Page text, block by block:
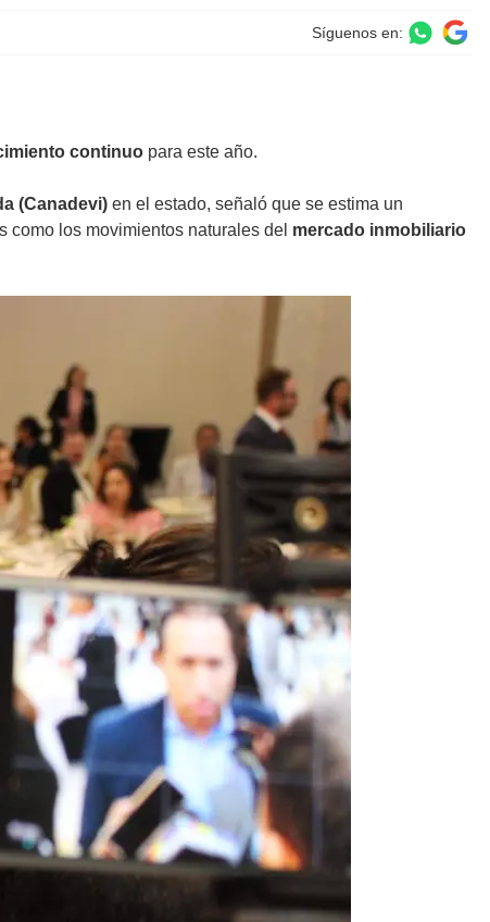
Síguenos en:
continuo para este año.
(Canadevi) en el estado, señaló que se estima un
los movimientos naturales del mercado inmobiliario